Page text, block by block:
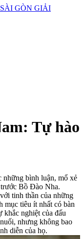
GÒN GIẢI
Tự hào
những bình luận, mổ xẻ
Bồ Đào Nha.
tinh thần của những
mục tiêu ít nhất có bàn
nghiệt của đấu
nhưng không bao
diễn của họ.